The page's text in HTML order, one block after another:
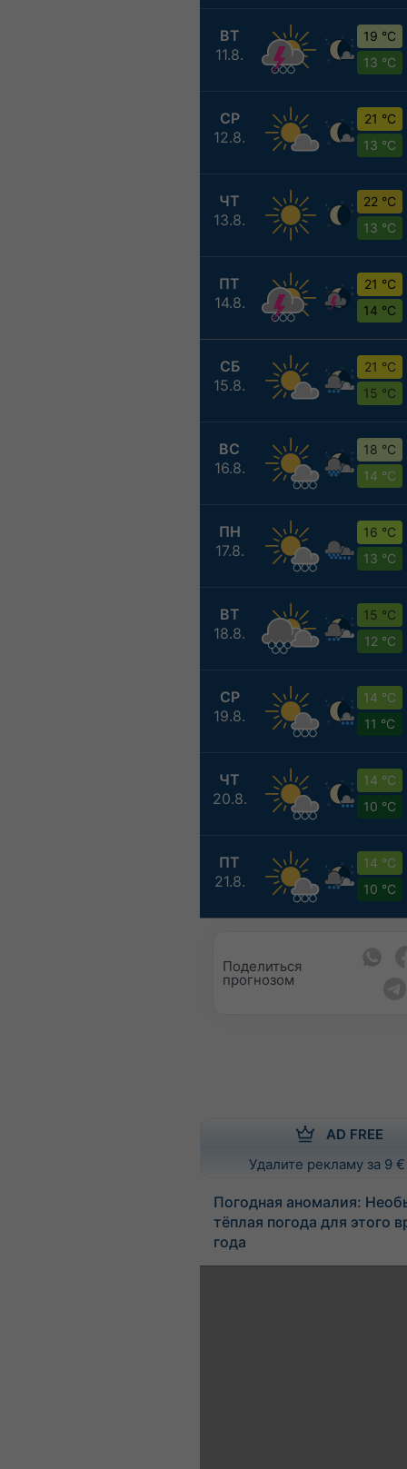
ВТ
11.8.
19 °C
13 °C
СР
12.8.
21 °C
13 °C
ЧТ
13.8.
22 °C
13 °C
ПТ
14.8.
21 °C
14 °C
СБ
15.8.
21 °C
15 °C
ВС
16.8.
18 °C
14 °C
ПН
17.8.
16 °C
13 °C
ВТ
18.8.
15 °C
12 °C
СР
19.8.
14 °C
11 °C
ЧТ
20.8.
14 °C
10 °C
ПТ
21.8.
14 °C
10 °C
Поделиться
прогнозом
AD FREE
Удалите рекламу за 9 €
Погодная аномалия:
тёплая погода для этого
года